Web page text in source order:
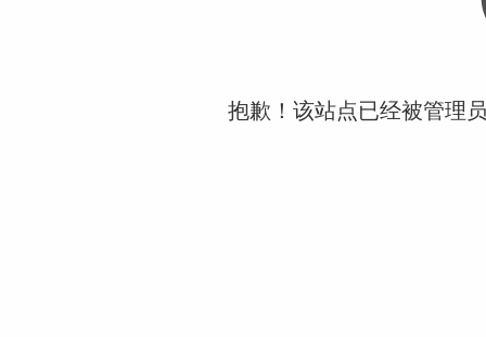
抱歉！该站点已经被管理